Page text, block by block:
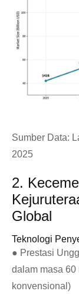
Sumber Data:
2025
2.
Global
Teknologi
● Prestasi
dalam masa
konvensional)